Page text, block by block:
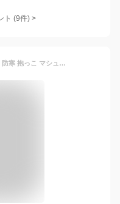
ト (9件) >
本日終了＼P5倍／ ベビー ポンチョ 防寒 抱っこ マシュマロボア オーガニックコットン 100％ ベビー服 ケープ カバー マルチケープ ブランケット アウター コート ギフト 出産祝い 誕生祝い 授乳ケープ 冬 秋冬0